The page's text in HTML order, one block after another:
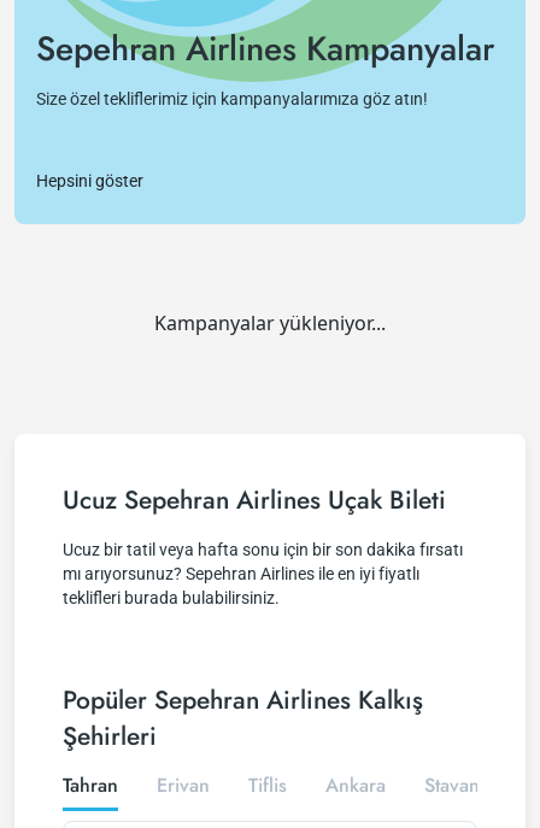
Sepehran Airlines Kampanyalar
Size özel tekliflerimiz için kampanyalarımıza göz atın!
Hepsini göster
Kampanyalar yükleniyor...
Ucuz Sepehran Airlines Uçak Bileti
Ucuz bir tatil veya hafta sonu için bir son dakika fırsatı
mı arıyorsunuz? Sepehran Airlines ile en iyi fiyatlı
teklifleri burada bulabilirsiniz.
Popüler Sepehran Airlines Kalkış
Şehirleri
Tahran Erivan Tiflis Ankara Stavanger